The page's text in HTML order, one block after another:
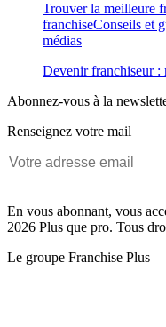
Trouver la meilleure
franchiseConseils et
médias
Devenir franchiseur :
Abonnez-vous à la
Renseignez votre mail
En vous abonnant, vous
2026 Plus que pro. Tous
Le groupe Franchise Plus